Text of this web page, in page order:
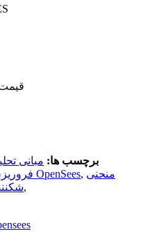
قیمت
برچسب ها: مبانی
نرم افزار OpenSees, منحنی
,